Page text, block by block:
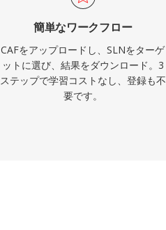
簡単なワークフロー
CAFをアップロードし、SLNをターゲ
ットに選び、結果をダウンロード。3
ステップで学習コストなし、登録も不
要です。